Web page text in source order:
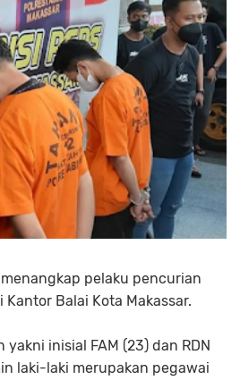
pelaku pencurian
Balai Kota Makassar.
inisial FAM (23) dan RDN
laki-laki merupakan pegawai